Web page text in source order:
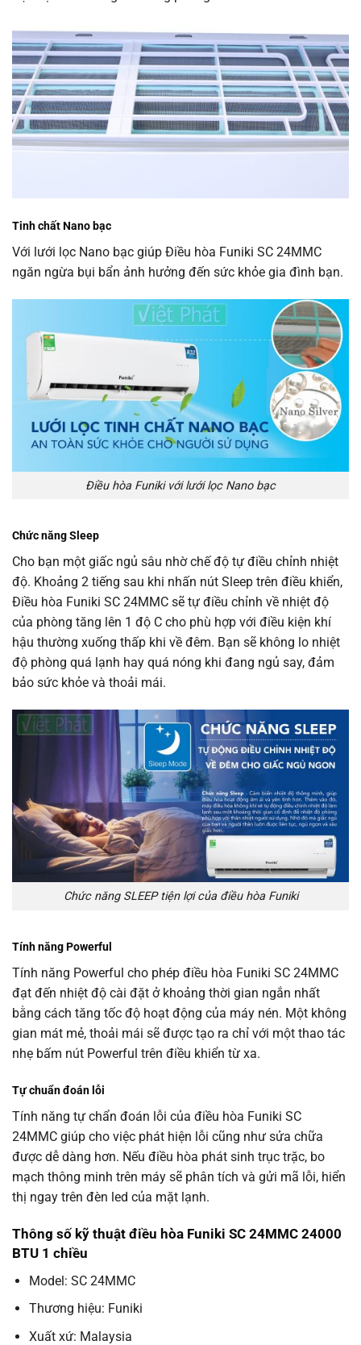
Tinh chất Nano bạc
Với lưới lọc Nano bạc giúp Điều hòa Funiki SC 24MMC
ngăn ngừa bụi bẩn ảnh hưởng đến sức khỏe gia đình bạn.
Điều hòa Funiki với lưới lọc Nano bạc
Chức năng Sleep
Cho bạn một giấc ngủ sâu nhờ chế độ tự điều chỉnh nhiệt
độ. Khoảng 2 tiếng sau khi nhấn nút Sleep trên điều khiển,
Điều hòa Funiki SC 24MMC sẽ tự điều chỉnh về nhiệt độ
của phòng tăng lên 1 độ C cho phù hợp với điều kiện khí
hậu thường xuống thấp khi về đêm. Bạn sẽ không lo nhiệt
độ phòng quá lạnh hay quá nóng khi đang ngủ say, đảm
bảo sức khỏe và thoải mái.
Chức năng SLEEP tiện lợi của điều hòa Funiki
Tính năng Powerful
Tính năng Powerful cho phép điều hòa Funiki SC 24MMC
đạt đến nhiệt độ cài đặt ở khoảng thời gian ngắn nhất
bằng cách tăng tốc độ hoạt động của máy nén. Một không
gian mát mẻ, thoải mái sẽ được tạo ra chỉ với một thao tác
nhẹ bấm nút Powerful trên điều khiển từ xa.
Tự chuẩn đoán lỗi
Tính năng tự chẩn đoán lỗi của điều hòa Funiki SC
24MMC giúp cho việc phát hiện lỗi cũng như sửa chữa
được dễ dàng hơn. Nếu điều hòa phát sinh trục trặc, bo
mạch thông minh trên máy sẽ phân tích và gửi mã lỗi, hiển
thị ngay trên đèn led của mặt lạnh.
Thông số kỹ thuật điều hòa Funiki SC 24MMC 24000
BTU 1 chiều
Model: SC 24MMC
Thương hiệu: Funiki
Xuất xứ: Malaysia